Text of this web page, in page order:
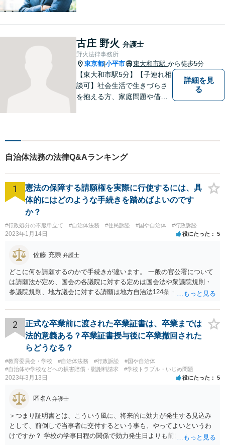
い。
古庄 野火 弁護士
野火法律事務所
東京都 小平市 東大和市駅 から徒歩5分
【東大和市駅5分】【子連れ相
談可】社会生活で生きづらさ
を抱える方、家庭問題や借金
談無料】【分割払い可】【法
テラス利用可】
詳細を見
る
自治体法務の法律Q&Aランキング
1
憲法の保障する請願権を実際に行使するには、具
体的にはどのような手続きを踏めばよいのです
か？
#行政処分の不服申立て #自治体法務 #住民訴訟 #国や自治体 #行政訴訟
2023年1月14日 役にたった 5
佐藤 充崇 弁護士
どこに何を請願するのかで手続きが違います。 一般の官公署について
は請願法が定め、国会の各議院に対する定めは国会法や衆議院規則・
参議院規則、地方議会に対する請願は地方自治法124条・125条が定め
スムースかと思います。
2
正式な卒業前に渡された卒業証書は、卒業までは
法的意義ある？卒業証書授与後に卒業撤回された
らどうなる？
#教育委員会・学校 #自治体法務 #行政訴訟
#国や自治体
#自治体や学校などへの損害賠償・慰謝料請求
#学校トラブル・いじめ問題
2023年3月13日 役にたった 5
匿名A 弁護士
＞つまり証明書とは、こういう風に、将来的に効力が発生する見込み
として、前倒しで当事者に交付するという事も、やってよいというわ
けですか？ 学校の学事日程の関係で効力発生日よりも前に交付したか